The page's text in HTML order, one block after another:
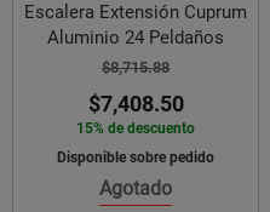
Escalera Extensión Cuprum
Aluminio 24 Peldaños
$8,715.88
$7,408.50
15% de descuento
Disponible sobre pedido
Agotado